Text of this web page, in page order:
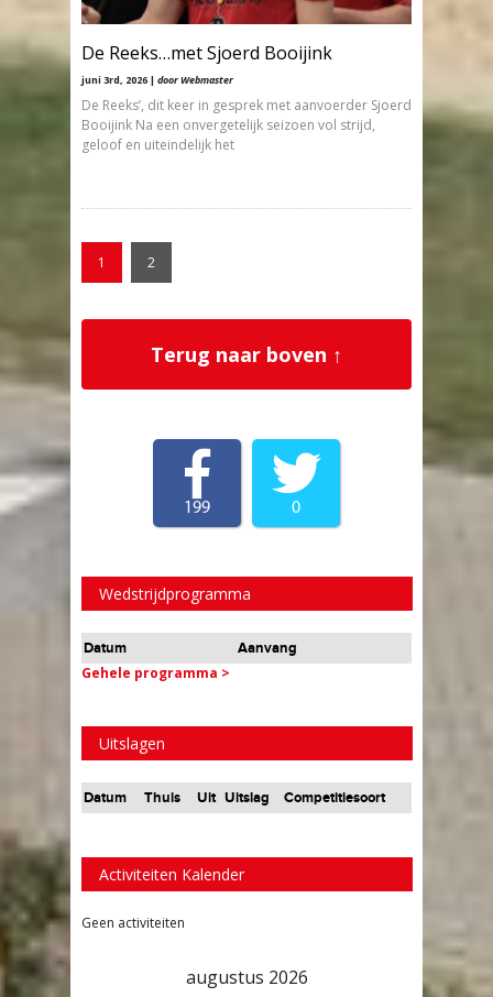
De Reeks…met Sjoerd Booijink
juni 3rd, 2026 | door Webmaster
De Reeks’, dit keer in gesprek met aanvoerder Sjoerd
Booijink Na een onvergetelijk seizoen vol strijd,
geloof en uiteindelijk het
1 2
Terug naar boven ↑
199 0
Wedstrijdprogramma
Datum Aanvang
Gehele programma >
Uitslagen
Datum Thuis Uit Uitslag Competitiesoort
Activiteiten Kalender
Geen activiteiten
augustus 2026